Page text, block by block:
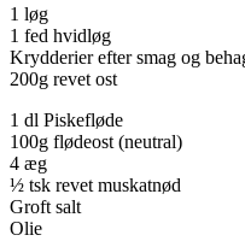
1 løg
1 fed hvidløg
Krydderier efter smag og
200g revet ost
1 dl Piskefløde
100g flødeost (neutral)
4 æg
½ tsk revet muskatnød
Groft salt
Olie